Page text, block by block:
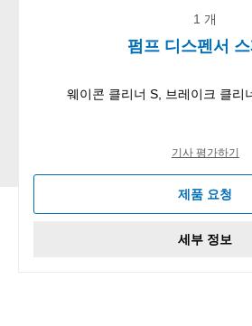
1 개
펌프 디스펜서
웨이콘 클리너 S, 브레이크 클리
기사 평가하기
제품 요청
세부 정보